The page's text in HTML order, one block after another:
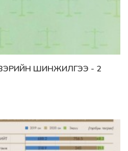
ШИНЖИЛГЭЭ - 2